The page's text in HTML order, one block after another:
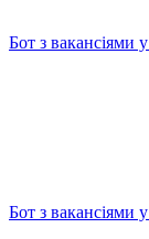
Бот з вакансіями у
Бот з вакансіями у